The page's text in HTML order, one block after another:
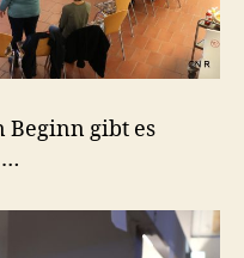
Beginn gibt es
…